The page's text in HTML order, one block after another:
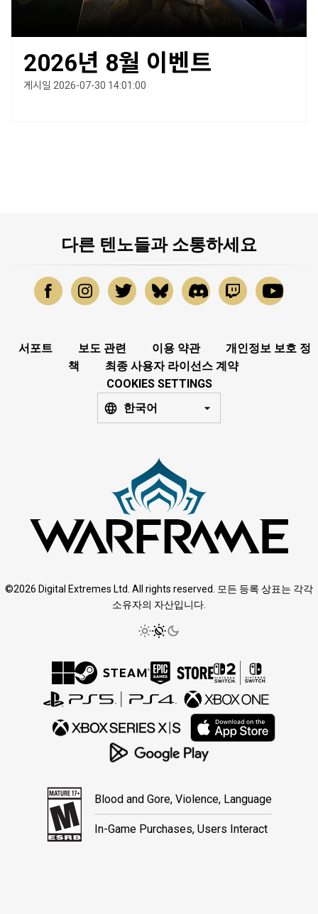
2026년 8월 이벤트
게시일 2026-07-30 14:01:00
다른 텐노들과 소통하세요
서포트 보도 관련 이용 약관
개인정보 보호 정
책
최종 사용자 라이선스 계약
COOKIES SETTINGS
한국어
©2026 Digital Extremes Ltd. All rights reserved. 모든 등록 상표는 각각
소유자의 자산입니다.
Blood and Gore, Violence, Language
In-Game Purchases, Users Interact